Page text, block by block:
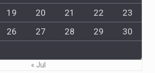
19 20 21 22
23
26 27 28 29
30
« Jul